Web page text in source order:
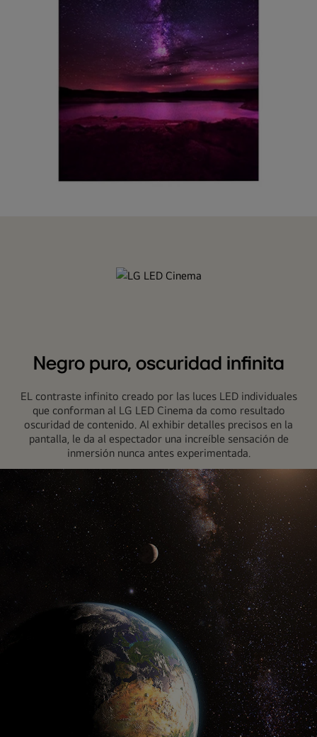
Negro puro, oscuridad infinita
EL contraste infinito creado por las luces LED individuales
que conforman al LG LED Cinema da como resultado
oscuridad de contenido. Al exhibir detalles precisos en la
pantalla, le da al espectador una increíble sensación de
inmersión nunca antes experimentada.